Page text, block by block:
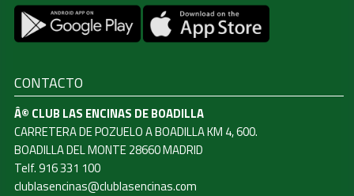
CONTACTO
Â© CLUB LAS ENCINAS DE BOADILLA
CARRETERA DE POZUELO A BOADILLA KM 4, 600.
BOADILLA DEL MONTE 28660 MADRID
Telf. 916 331 100
clublasencinas@clublasencinas.com